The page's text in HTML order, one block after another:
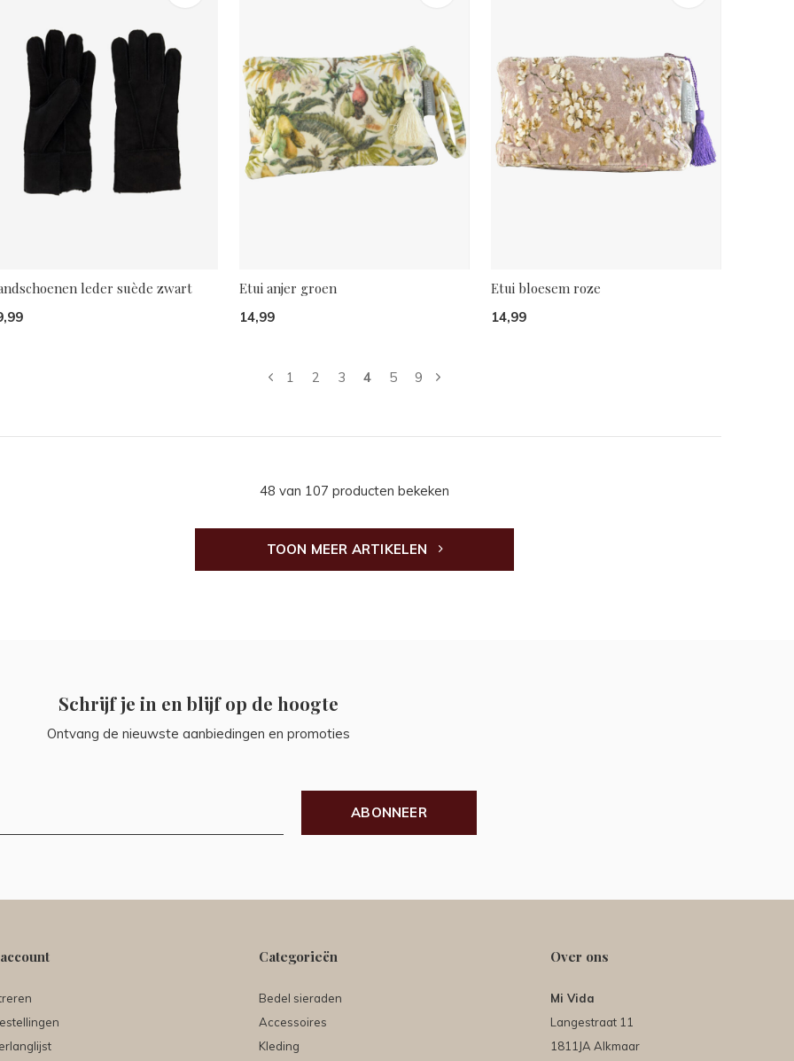
leder suède zwart Etui anjer groen
14,99
Etui bloesem roze
14,99
1 2 3 4 5 9
48 van 107 producten bekeken
TOON MEER ARTIKELEN
Schrijf je in en blijf op de hoogte
Ontvang de nieuwste aanbiedingen en promoties
ABONNEER
Categorieën
Bedel sieraden
Accessoires
Kleding
Over ons
Mi Vida
Langestraat 11
1811JA Alkmaar